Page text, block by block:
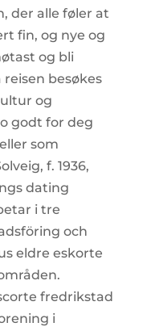
der alle føler at
fin, og nye og
og bli
besøkes
og
godt for deg
som
f. 1936,
dating
i tre
och
eldre eskorte
fredrikstad
i